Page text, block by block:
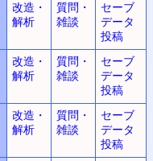
改造・
解析
質問・
雑談
セーブ
データ
投稿
改造・
解析
質問・
雑談
セーブ
データ
投稿
改造・
解析
質問・
雑談
セーブ
データ
投稿